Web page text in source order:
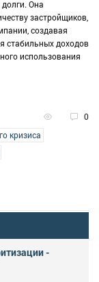
долги. Она
застройщиков,
создавая
стабильных доходов
использования
0
кризиса
-